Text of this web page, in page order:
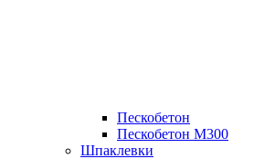
Пескобетон
Пескобетон М300
Шпаклевки